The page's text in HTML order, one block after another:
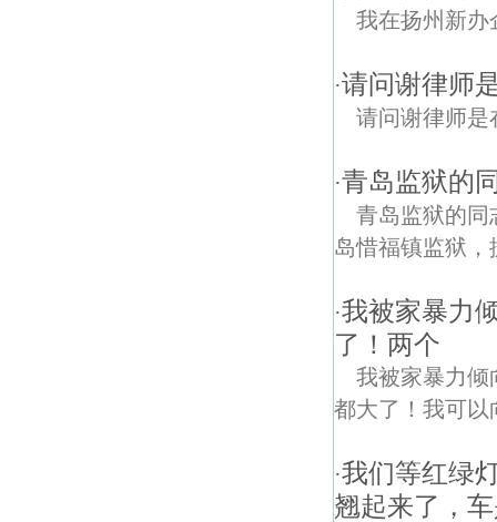
我在扬州新办
·请问谢律师
请问谢律师是
·青岛监狱的
青岛监狱的同
岛惜福镇监狱，
·我被家暴力
了！两个
我被家暴力倾
都大了！我可以
·我们等红绿
翘起来了，